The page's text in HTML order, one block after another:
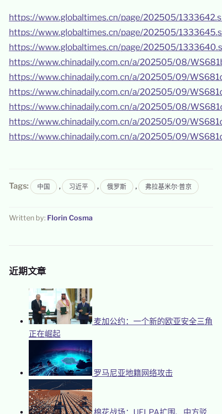
https://www.globaltimes.cn/page/202505/
https://www.globaltimes.cn/page/202505/
https://www.globaltimes.cn/page/202505/
https://www.chinadaily.com.cn/a/202505/08/
https://www.chinadaily.com.cn/a/202505/09/
https://www.chinadaily.com.cn/a/202505/09/
https://www.chinadaily.com.cn/a/202505/08/
https://www.chinadaily.com.cn/a/202505/09/
https://www.chinadaily.com.cn/a/202505/09/
Tags: 中国 , 习近平 , 俄罗斯 , 弗拉基米尔·普京
Written by: Florin Cosma
近期文章
麦加公约：一个新的欧亚安全三角
正在崛起
罗马尼亚地籍网络攻击